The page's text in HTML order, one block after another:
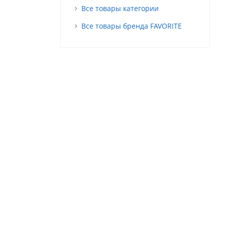
Все товары категории
Все товары бренда FAVORITE